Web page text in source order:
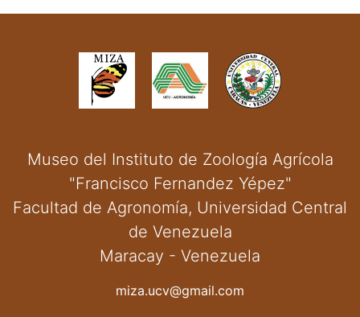
Museo del Instituto de Zoología Agrícola
"Francisco Fernandez Yépez"
Facultad de Agronomía, Universidad Central
de Venezuela
Maracay - Venezuela
miza.ucv@gmail.com